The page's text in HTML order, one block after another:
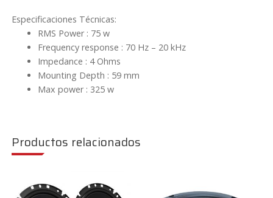
Especificaciones Técnicas:
RMS Power : 75 w
Frequency response : 70 Hz – 20 kHz
Impedance : 4 Ohms
Mounting Depth : 59 mm
Max power : 325 w
Productos relacionados